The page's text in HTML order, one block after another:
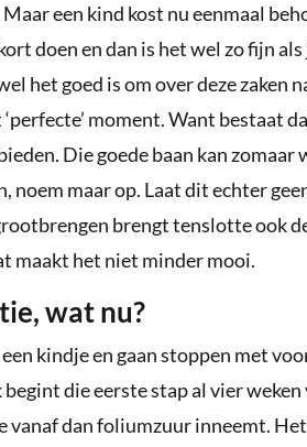
een kind kost nu eenmaal
doen en dan is het wel zo fijn
het goed is om over deze zaken
moment. Want bestaat
Die goede baan kan zomaar
noem maar op. Laat dit echter
brengt tenslotte ook
maakt het niet minder mooi.
wat nu?
kindje en gaan stoppen met
die eerste stap al vier
dan foliumzuur inneemt.